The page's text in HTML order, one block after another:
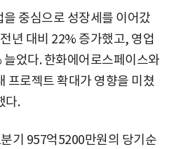
중심으로 성장세를 이어갔
년 대비 22% 증가했고, 영업
었다. 한화에어로스페이스와
프로젝트 확대가 영향을 미쳤
다.
기 957억5200만원의 당기순